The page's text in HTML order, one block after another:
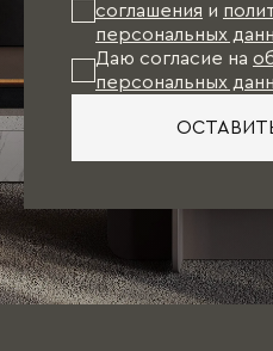
соглашения и
персональных
Даю согласие на
персональных